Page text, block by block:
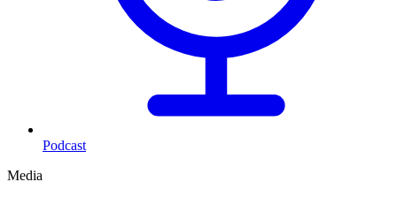
Podcast
Media